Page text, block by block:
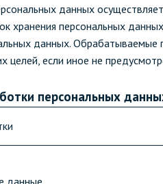
данных
хранения персональных
данных.
целей, если иное не
персональных
данные